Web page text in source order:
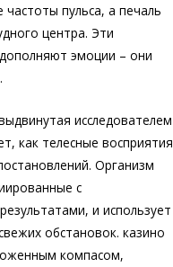
пульса, а печаль
центра. Эти
эмоции – они
исследователем
как телесные восприятия
Организм
с
и использует
обстановок. казино
компасом,